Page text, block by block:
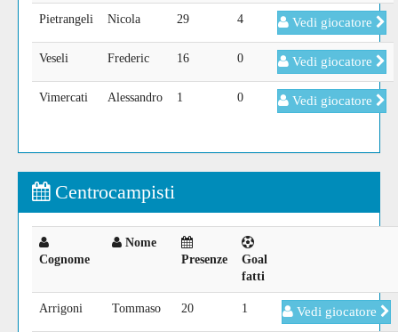
Pietrangeli Nicola 29 4 Vedi giocatore
Veseli Frederic 16 0 Vedi giocatore
Vimercati Alessandro 1 0 Vedi giocatore
Centrocampisti
Cognome
Nome
Presenze
Goal
fatti
Arrigoni Tommaso 20 1 Vedi giocatore